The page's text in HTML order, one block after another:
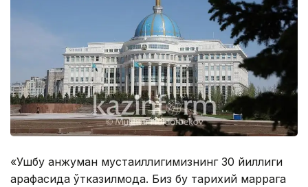
«Ушбу анжуман мустақиллигимизнинг 30 йиллиги
арафасида ўтказилмоқда. Биз бу тарихий маррага